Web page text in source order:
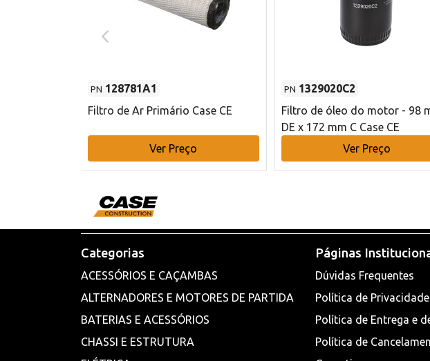
PN 128781A1
Filtro de Ar Primário Case CE
Ver Preço
PN 1329020C2
Filtro de óleo do motor - 98
DE x 172 mm C Case CE
Ver Preço
Categorias
ACESSÓRIOS E CAÇAMBAS
ALTERNADORES E MOTORES DE PARTIDA
BATERIAS E ACESSÓRIOS
CHASSI E ESTRUTURA
Páginas
Dúvidas Frequentes
Política de Privacidade
Política de Entrega e
Política de